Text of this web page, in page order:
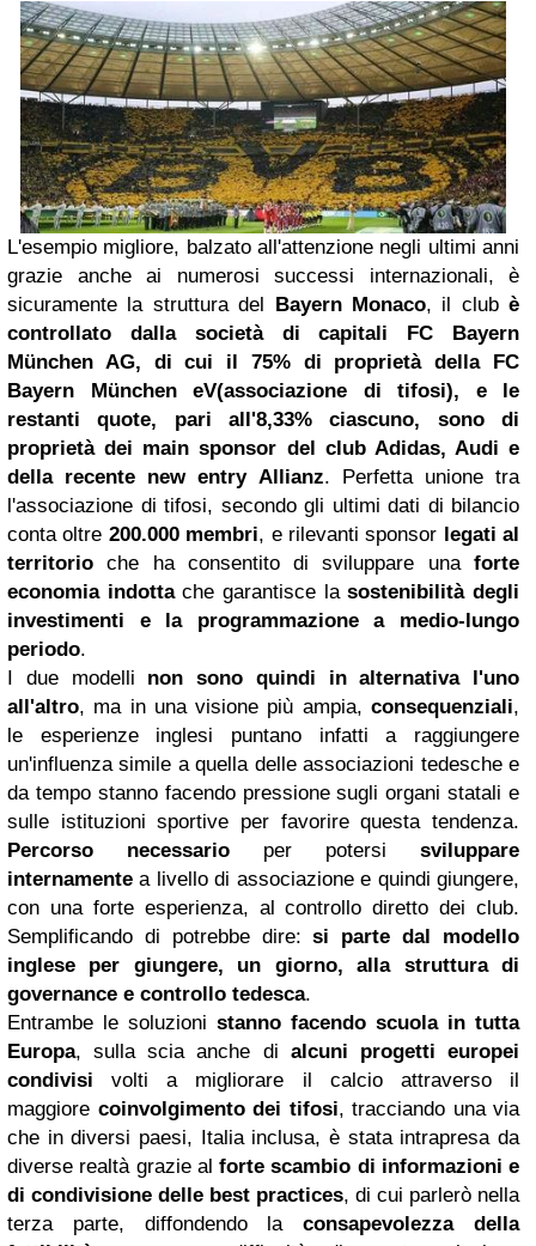
L'esempio migliore, balzato all'attenzione negli ultimi anni
grazie anche ai numerosi successi internazionali, è
sicuramente la struttura del
Bayern Monaco, il club è
controllato dalla società di capitali FC Bayern
München AG, di cui il 75% di proprietà della FC
Bayern München eV(associazione di tifosi), e le
restanti quote, pari all'8,33% ciascuno, sono di
proprietà dei main sponsor del club Adidas, Audi e
della recente new entry Allianz. Perfetta unione tra
l'associazione di tifosi, secondo gli ultimi dati di bilancio
conta oltre 200.000 membri, e rilevanti sponsor legati al
territorio che ha consentito di sviluppare una forte
economia indottache garantisce lasostenibilità degli
investimenti e la programmazione a medio-lungo
periodo.
I due modelli non sono quindi in alternativa l'uno
all'altro, ma in una visione più ampia, consequenziali,
le esperienze inglesi puntano infatti a raggiungere
un'influenza simile a quella delle associazioni tedesche e
da tempo stanno facendo pressione sugli organi statali e
sulle istituzioni sportive per favorire questa tendenza.
Percorso necessario per potersi sviluppare
internamente a livello di associazione e quindi giungere,
con una forte esperienza, al controllo diretto dei club.
Semplificando di potrebbe dire:si parte dal modello
inglese per giungere, un giorno, alla struttura di
governance e controllo tedesca.
Entrambe le soluzioni stanno facendo scuola in tutta
Europa, sulla scia anche di alcuni progetti europei
condivisi volti a migliorare il calcio attraverso il
maggiore coinvolgimento dei tifosi, tracciando una via
che in diversi paesi, Italia inclusa, è stata intrapresa da
diverse realtà grazie al forte scambio di informazioni e
di condivisione delle best practices, di cui parlerò nella
terza parte, diffondendo laconsapevolezza della